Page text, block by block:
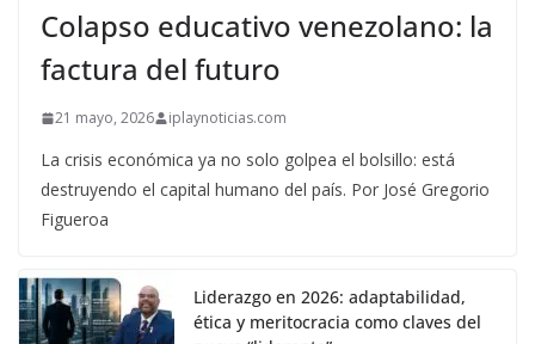
Colapso educativo venezolano: la
factura del futuro
21 mayo, 2026 iplaynoticias.com
La crisis económica ya no solo golpea el bolsillo: está
destruyendo el capital humano del país. Por José Gregorio
Figueroa
Liderazgo en 2026: adaptabilidad,
ética y meritocracia como claves del